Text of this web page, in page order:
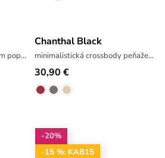
elegantná kabelka s tkaným popruhom
Chanthal Black
minimalistická crossbody peňaženka
30,90 €
-20%
-15 %: KAB15